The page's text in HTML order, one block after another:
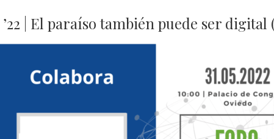
| El paraíso también puede ser digital